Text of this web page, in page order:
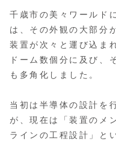
千歳市の美々ワールド
は、その外観の大部分
装置が次々と運び込ま
ドーム数個分に及び、
も多角化しました。
当初は半導体の設計を
が、現在は「装置のメ
ラインの工程設計」と